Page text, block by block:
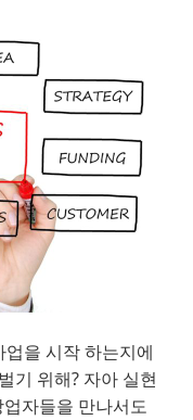
을 시작 하는지에
기 위해? 자아 실현
자들을 만나서도